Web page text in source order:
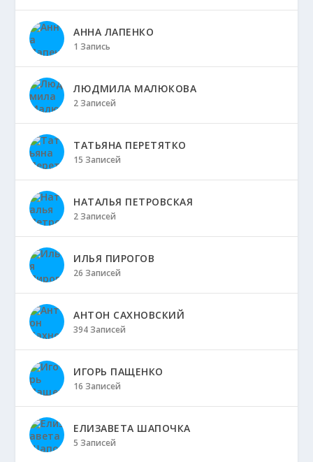
АННА ЛАПЕНКО
1 Запись
ЛЮДМИЛА МАЛЮКОВА
2 Записей
ТАТЬЯНА ПЕРЕТЯТКО
15 Записей
НАТАЛЬЯ ПЕТРОВСКАЯ
2 Записей
ИЛЬЯ ПИРОГОВ
26 Записей
АНТОН САХНОВСКИЙ
394 Записей
ИГОРЬ ПАЩЕНКО
16 Записей
ЕЛИЗАВЕТА ШАПОЧКА
5 Записей